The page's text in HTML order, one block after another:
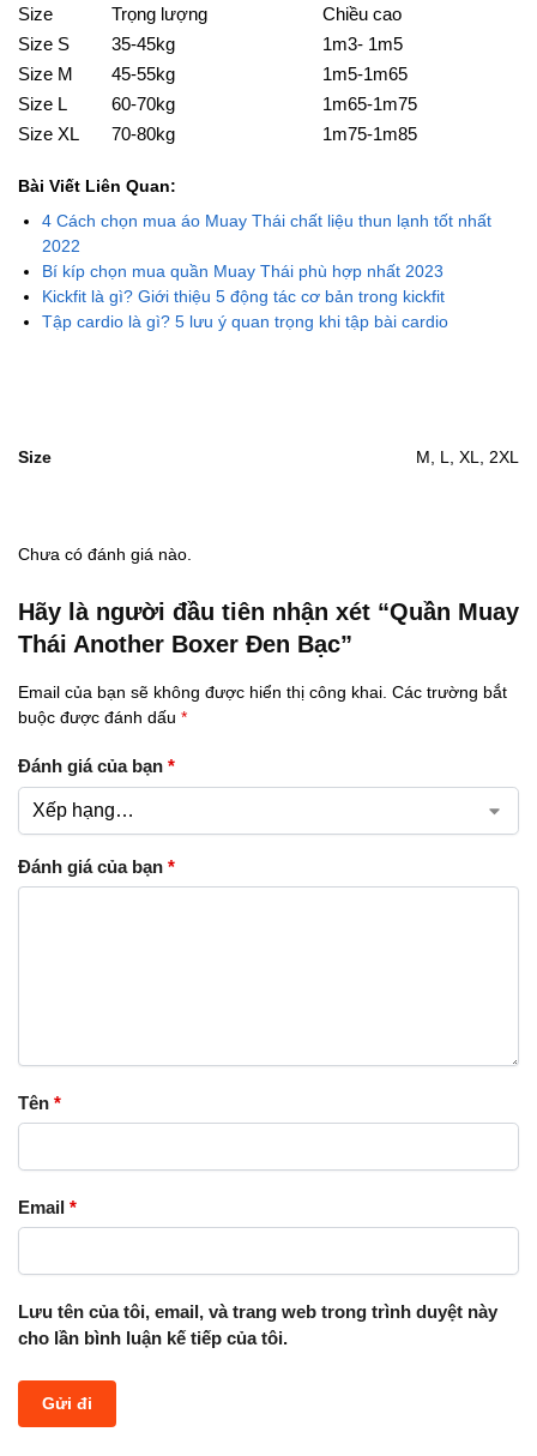
Size Trọng lượng
Chiều cao
Size S
35-45kg
1m3- 1m5
Size M
45-55kg
1m5-1m65
Size L
60-70kg
1m65-1m75
Size XL
70-80kg 1m75-1m85
Bài Viết Liên Quan:
4 Cách chọn mua áo Muay Thái chất liệu thun lạnh tốt nhất
2022
Bí kíp chọn mua quần Muay Thái phù hợp nhất 2023
Kickfit là gì? Giới thiệu 5 động tác cơ bản trong kickfit
Tập cardio là gì? 5 lưu ý quan trọng khi tập bài cardio
Size M, L, XL, 2XL
Chưa có đánh giá nào.
Hãy là người đầu tiên nhận xét “Quần Muay
Thái Another Boxer Đen Bạc”
Email của bạn sẽ không được hiển thị công khai. Các trường bắt
buộc được đánh dấu *
Đánh giá của bạn *
Đánh giá của bạn *
Tên *
Email *
Lưu tên của tôi, email, và trang web trong trình duyệt này
cho lần bình luận kế tiếp của tôi.